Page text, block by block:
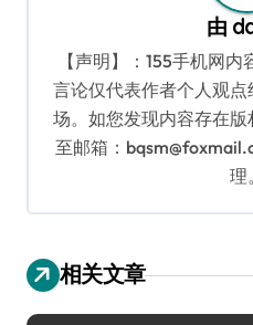
由
【声明】：155手机网
言论仅代表作者个人观
场。如您发现内容存在
至邮箱：
理。
相关文章